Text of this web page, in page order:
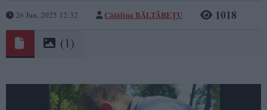
26 Jun, 2025 12:32 Cătălina BĂLTĂREȚU 1018
(1)